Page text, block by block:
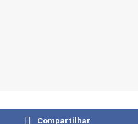
Compartilhar